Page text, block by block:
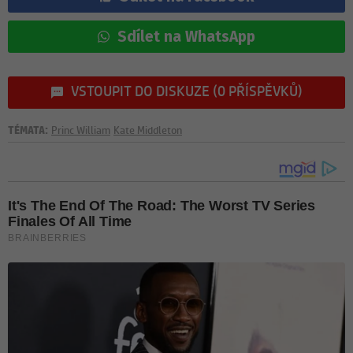
Sdílet na WhatsApp
VSTOUPIT DO DISKUZE (0 PŘÍSPĚVKŮ)
TÉMATA: Princ William Kate Middleton